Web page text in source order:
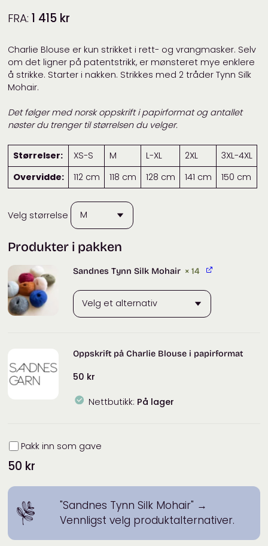
FRA:1 415 kr
Charlie Blouse er kun strikket i rett- og vrangmasker. Selv
om det ligner på patentstrikk, er mønsteret mye enklere
å strikke. Starter i nakken. Strikkes med 2 tråder Tynn Silk
Mohair.
Det følger med norsk oppskrift i papirformat og antallet
nøster du trenger til størrelsen du velger.
Størrelser: XS-S M L-XL 2XL
3XL-4XL
Overvidde:
112 cm 118 cm 128 cm 141 cm 150 cm
Velg størrelse
Produkter i pakken
Sandnes Tynn Silk Mohair × 14
Oppskrift på Charlie Blouse i papirformat
50 kr
Nettbutikk: På lager
Innpakning
Pakk inn som gave
50 kr
"Sandnes Tynn Silk Mohair" →
Vennligst velg produktalternativer.